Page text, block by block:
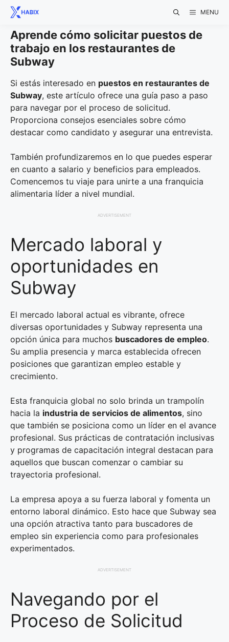
Skip
content
MENU
Aprende cómo solicitar puestos de
trabajo en los restaurantes de
Subway
Si estás interesado en puestos en restaurantes de
Subway, este artículo ofrece una guía paso a paso
para navegar por el proceso de solicitud.
Proporciona consejos esenciales sobre cómo
destacar como candidato y asegurar una entrevista.
También profundizaremos en lo que puedes esperar
en cuanto a salario y beneficios para empleados.
Comencemos tu viaje para unirte a una franquicia
alimentaria líder a nivel mundial.
ADVERTISEMENT
Mercado laboral y
oportunidades en
Subway
El mercado laboral actual es vibrante, ofrece
diversas oportunidades y Subway representa una
opción única para muchos buscadores de empleo.
Su amplia presencia y marca establecida ofrecen
posiciones que garantizan empleo estable y
crecimiento.
Esta franquicia global no solo brinda un trampolín
hacia la industria de servicios de alimentos, sino
que también se posiciona como un líder en el avance
profesional. Sus prácticas de contratación inclusivas
y programas de capacitación integral destacan para
aquellos que buscan comenzar o cambiar su
trayectoria profesional.
La empresa apoya a su fuerza laboral y fomenta un
entorno laboral dinámico. Esto hace que Subway sea
una opción atractiva tanto para buscadores de
empleo sin experiencia como para profesionales
experimentados.
ADVERTISEMENT
Navegando por el
Proceso de Solicitud